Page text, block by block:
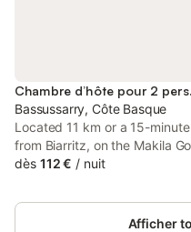
Bassussarry, Côte Basque
Located 11 km or a 15-
from Biarritz, on the Makila
Resort & Spa, this Basque villa
dès 112 € / nuit
Afficher